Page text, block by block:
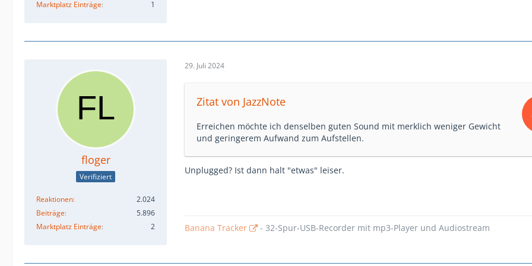
Marktplatz Einträge 1
floger
Verifiziert
Reaktionen
2.024
Beiträge
5.896
Marktplatz Einträge
2
29. Juli 2024
Zitat von JazzNote
Erreichen möchte ich denselben guten Sound mit merklich weniger Gewicht
und geringerem Aufwand zum Aufstellen.
Unplugged? Ist dann halt "etwas" leiser.
Banana Tracker - 32-Spur-USB-Recorder mit mp3-Player und Audiostream